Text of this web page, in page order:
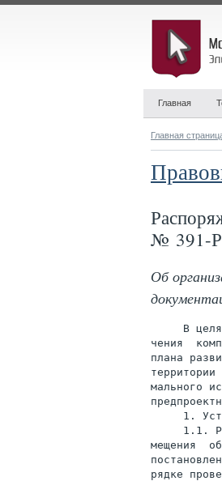
Главная
Главная
№ 391-
Об
В
чения
плана
мального
1.
1.1.
мещения
рядке